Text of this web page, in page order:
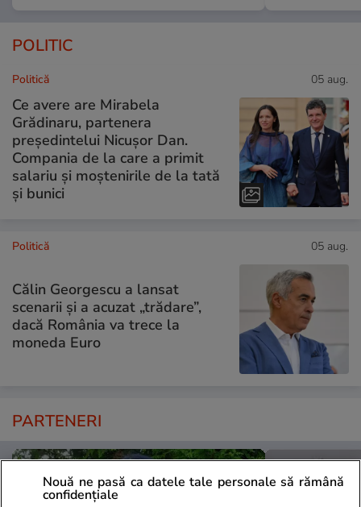
POLITIC
Politică 05 aug.
Ce avere are Mirabela
Grădinaru, partenera
președintelui Nicușor Dan.
Compania de la care a primit
salariu și moștenirile de la tată
și bunici
Politică 05 aug.
Călin Georgescu a lansat
scenarii și a acuzat „trădare”,
dacă România va trece la
moneda Euro
PARTENERI
Nouă ne pasă ca datele tale personale să rămână
confidențiale